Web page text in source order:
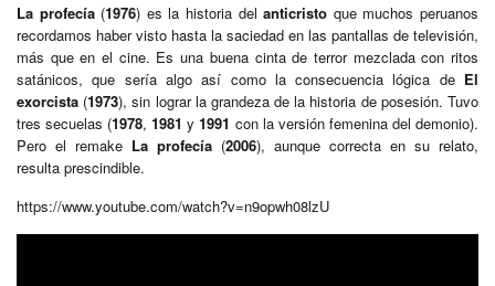
La profecía(1976) es la historia delanticristo que muchos peruanos
recordamos haber visto hasta la saciedad en las pantallas de televisión,
más que en el cine. Es una buena cinta de terror mezclada con ritos
satánicos, que sería algo así como la consecuencia lógica de El
exorcista (1973), sin lograr la grandeza de la historia de posesión. Tuvo
tres secuelas (1978,1981 y1991 con la versión femenina del demonio).
Pero el remake La profecía (2006), aunque correcta en su relato,
resulta prescindible.
https://www.youtube.com/watch?v=n9opwh08lzU